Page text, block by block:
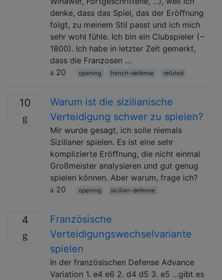
denke, dass das Spiel, das der Eröffnung
folgt, zu meinem Stil passt und ich mich
sehr wohl fühle. Ich bin ein Clubspieler (~
1800). Ich habe in letzter Zeit gemerkt,
dass die Franzosen …
20
opening french-defense refuted
10
Warum ist die sizilianische
Verteidigung schwer zu spielen?
Mir wurde gesagt, ich solle niemals
Sizilianer spielen. Es ist eine sehr
komplizierte Eröffnung, die nicht einmal
Großmeister analysieren und gut genug
spielen können. Aber warum, frage ich?
20
opening sicilian-defense
4
Französische
Verteidigungswechselvariante
spielen
In der französischen Defense Advance
Variation 1. e4 e6 2. d4 d5 3. e5 ...gibt es